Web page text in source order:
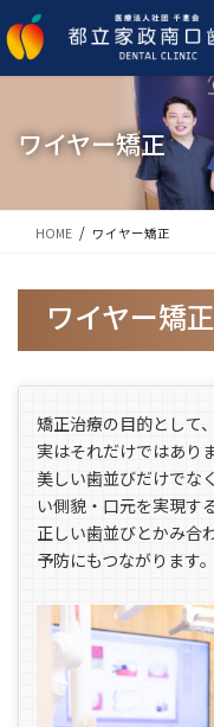
ン
テ
ビ
ゲ
移
ワイヤー矯正
HOME ワイヤー矯正
ワイヤー矯正
矯正治療の目的として
実はそれだけではあり
美しい歯並びだけでな
い側貌・口元を実現す
正しい歯並びとかみ合
予防にもつながります。